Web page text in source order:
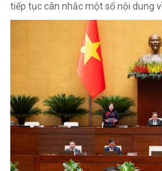
tiếp tục cân nhắc một số nội dung